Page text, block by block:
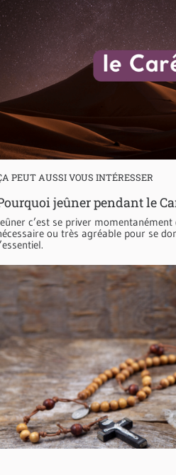
PEUT AUSSI VOUS INTÉRESSER
jeûner pendant le
c’est se priver
ou très agréable pour se